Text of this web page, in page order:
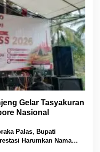
Gelar Tasyakuran
Nasional
Palas, Bupati
Harumkan Nama